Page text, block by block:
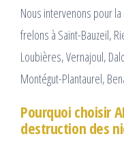
Nous intervenons pour
frelons à Saint-Bauzeil,
Loubières, Vernajoul,
Montégut-Plantaurel,
Pourquoi choisir
destruction des